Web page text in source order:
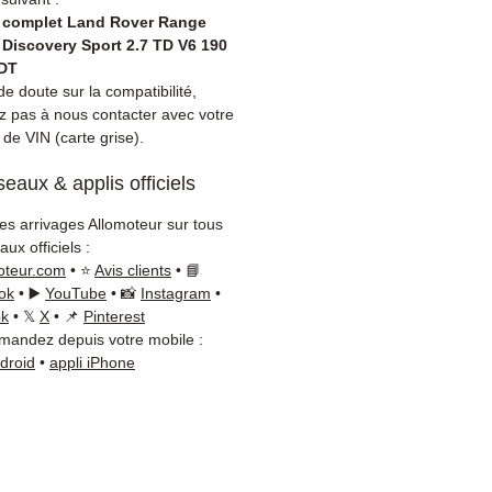
moteur permanent, ou
coût de réparation
à celui d'un échange
:Avant commande,
la référence de votre pièce
sur votre véhicule
Notre équipe
reste disponible par
au +33 6 38 71 66 54
vérification.
& garantie :Expédition en
ouvrés en France
livraison gratuite
Land Rover Range
Sport 2.7 TD V6 190
doute sur la compatibilité,
pas à nous contacter avec votre
VIN (carte grise).
& applis officiels
arrivages Allomoteur sur tous
officiels :
• ⭐ Avis clients • 📘
• ▶️ YouTube • 📸 Instagram •
• 𝕏 X • 📌 Pinterest
depuis votre mobile :
• appli iPhone